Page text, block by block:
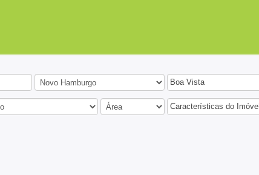
Boa Vista
Características do Imóvel